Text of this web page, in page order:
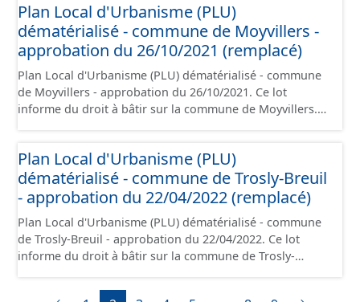
contient les pièces administratives, le rapport de
présentation, le PADD, le règlement (à l'exception des
plans de zonages), les annexes, les orientations
d'aménagement et les données géographiques. Malgré
l'attention portée à la création de ces données, il est
rappelé que seuls les documents papier font foi et sont
opposables d'un point de vue juridique.
Plan Local d'Urbanisme (PLU)
dématérialisé - commune de Moyvillers -
approbation du 26/10/2021 (remplacé)
Plan Local d'Urbanisme (PLU) dématérialisé - commune
de Moyvillers - approbation du 26/10/2021. Ce lot
informe du droit à bâtir sur la commune de Moyvillers.
administratives, le rapport de présentation, le PADD, le
règlement (à l'exception des plans de zonages), les
annexes, les orientations d'aménagement et les données
géographiques. Malgré l'attention portée à la création
de ces données, il est rappelé que seuls les documents
papier font foi et sont opposables d'un point de vue
juridique.
Plan Local d'Urbanisme (PLU)
dématérialisé - commune de Trosly-Breuil
- approbation du 22/04/2022 (remplacé)
Plan Local d'Urbanisme (PLU) dématérialisé - commune
de Trosly-Breuil - approbation du 22/04/2022. Ce lot
informe du droit à bâtir sur la commune de Trosly-
aux prescriptions nationales du CNIG et contient les